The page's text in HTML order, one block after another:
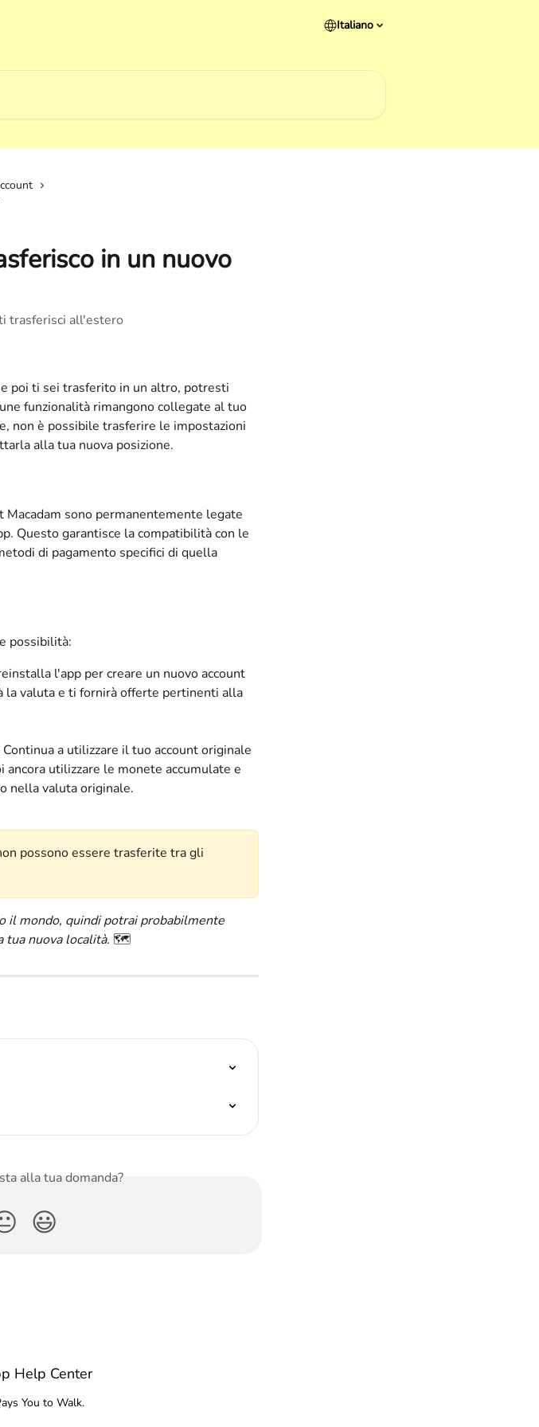
Italiano
in un nuovo
trasferisci all'estero
poi ti sei trasferito in un altro, potresti
funzionalità rimangono collegate al tuo
non è possibile trasferire le impostazioni
alla tua nuova posizione.
sono permanentemente legate
Questo garantisce la compatibilità con le
di pagamento specifici di quella
possibilità:
l'app per creare un nuovo account
la valuta e ti fornirà offerte pertinenti alla
Continua a utilizzare il tuo account originale
utilizzare le monete accumulate e
nella valuta originale.
possono essere trasferite tra gli
il mondo, quindi potrai probabilmente
nuova località. 🗺️
alla tua domanda?
😃
Help Center
You to Walk.